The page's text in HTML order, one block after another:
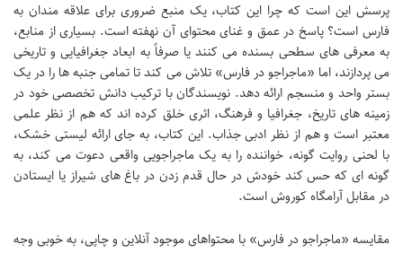
پرسش این است که چرا این کتاب، یک منبع ضروری برای علاقه مندان به
فارس است؟ پاسخ در عمق و غنای محتوای آن نهفته است. بسیاری از منابع،
به معرفی های سطحی بسنده می کنند یا صرفاً به ابعاد جغرافیایی و تاریخی
می پردازند، اما «ماجراجو در فارس» تلاش می کند تا تمامی جنبه ها را در یک
بستر واحد و منسجم ارائه دهد. نویسندگان با ترکیب دانش تخصصی خود در
زمینه های تاریخ، جغرافیا و فرهنگ، اثری خلق کرده اند که هم از نظر علمی
معتبر است و هم از نظر ادبی جذاب. این کتاب، به جای ارائه لیستی خشک،
با لحنی روایت گونه، خواننده را به یک ماجراجویی واقعی دعوت می کند، به
گونه ای که حس کند خودش در حال قدم زدن در باغ های شیراز یا ایستادن
در مقابل آرامگاه کوروش است.
مقایسه «ماجراجو در فارس» با محتواهای موجود آنلاین و چاپی، به خوبی وجه